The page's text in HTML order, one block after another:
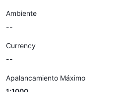
Ambiente
--
Currency
--
Apalancamiento Máximo